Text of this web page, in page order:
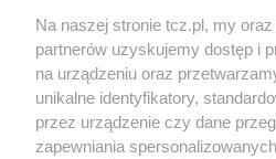
O FIRMIE POLITYKA
Na naszej stronie tcz.pl, my
partnerów uzyskujemy dostęp i
na urządzeniu oraz
unikalne identyfikatory,
przez urządzenie czy dane
zapewniania